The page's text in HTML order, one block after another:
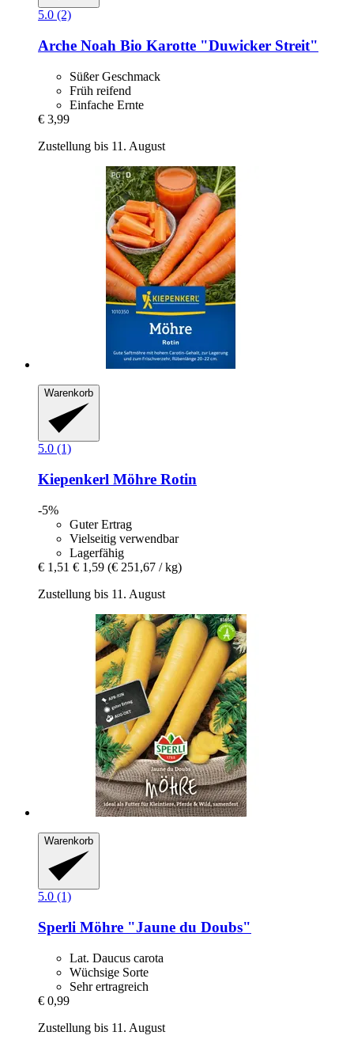
5.0 (2)
Arche Noah Bio Karotte "Duwicker Streit"
Süßer Geschmack
Früh reifend
Einfache Ernte
€ 3,99
Zustellung bis 11. August
Warenkorb
5.0 (1)
Kiepenkerl Möhre Rotin
-5%
Guter Ertrag
Vielseitig verwendbar
Lagerfähig
€ 1,51 € 1,59 (€ 251,67 / kg)
Zustellung bis 11. August
Warenkorb
5.0 (1)
Sperli Möhre "Jaune du Doubs"
Lat. Daucus carota
Wüchsige Sorte
Sehr ertragreich
€ 0,99
Zustellung bis 11. August